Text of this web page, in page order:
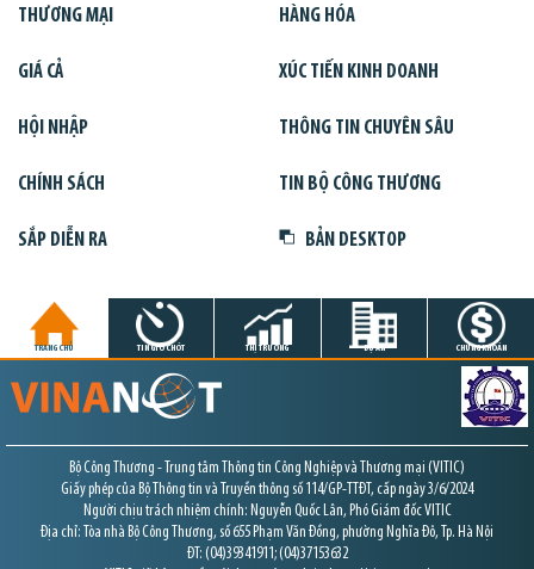
THƯƠNG MẠI HÀNG HÓA
GIÁ CẢ XÚC TIẾN KINH DOANH
HỘI NHẬP THÔNG TIN CHUYÊN SÂU
CHÍNH SÁCH TIN BỘ CÔNG THƯƠNG
SẮP DIỄN RA BẢN DESKTOP
TRANG CHỦ TIN GIỜ CHÓT THỊ TRƯỜNG DỰ ÁN CHỨNG KHOÁN
Bộ Công Thương - Trung tâm Thông tin Công Nghiệp và Thương mại (VITIC)
Giấy phép của Bộ Thông tin và Truyền thông số 114/GP-TTĐT, cấp ngày 3/6/2024
Người chịu trách nhiệm chính: Nguyễn Quốc Lân, Phó Giám đốc VITIC
Địa chỉ: Tòa nhà Bộ Công Thương, số 655 Phạm Văn Đồng, phường Nghĩa Đô, Tp. Hà Nội
ĐT: (04)39341911; (04)37153632